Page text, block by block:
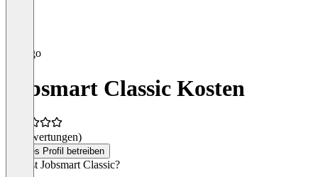
Jobsmart Classic Kosten
(0 Bewertungen)
Dieses Profil betreiben
Was ist Jobsmart Classic?